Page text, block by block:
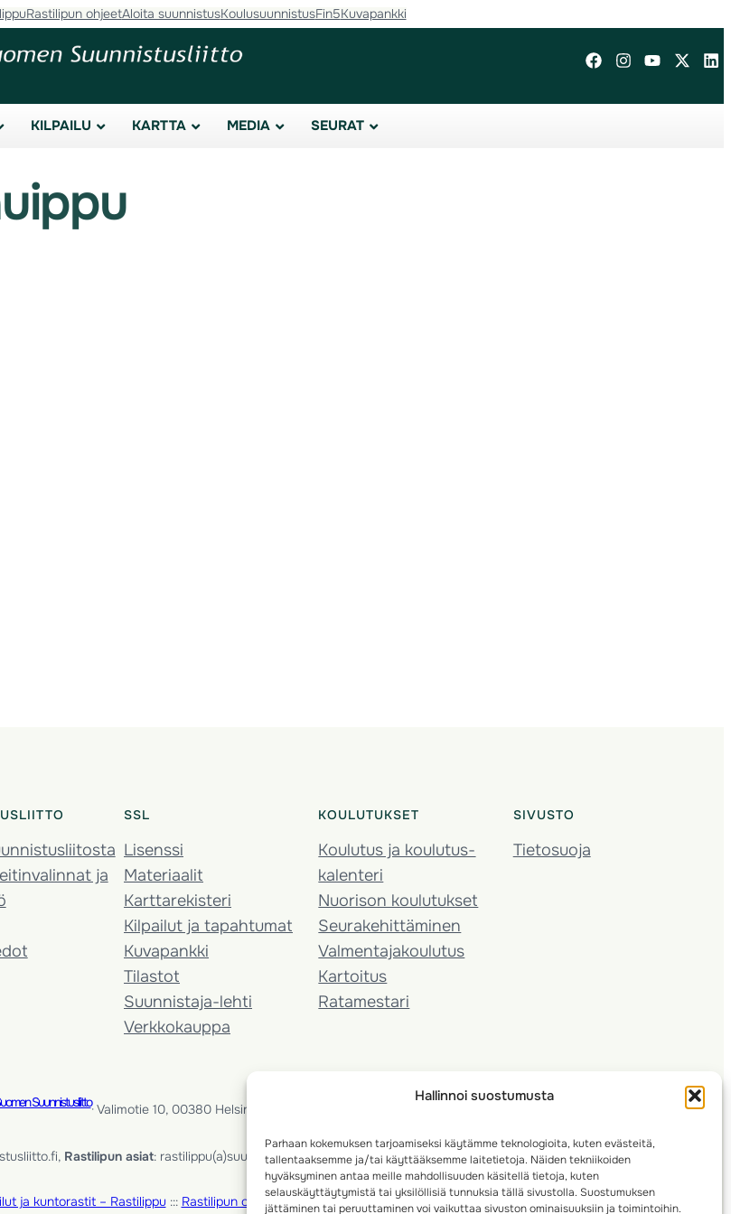
Hallinnoi suostumusta
Parhaan kokemuksen tarjoamiseksi käytämme teknologioita, kuten evästeitä,
tallentaaksemme ja/tai käyttääksemme laitetietoja. Näiden tekniikoiden
hyväksyminen antaa meille mahdollisuuden käsitellä tietoja, kuten
selauskäyttäytymistä tai yksilöllisiä tunnuksia tällä sivustolla. Suostumuksen
jättäminen tai peruuttaminen voi vaikuttaa sivuston ominaisuuksiin ja toimintoihin.
Rastilipun ohjeetAloita suunnistusKoulusuunnistusFin5Kuvapankki
KILPAILU KARTTA MEDIA SEURAT
ja
SSL
Lisenssi
Materiaalit
Karttarekisteri
Kilpailut ja tapahtumat
Kuvapankki
Tilastot
Suunnistaja-lehti
Verkkokauppa
KOULUTUKSET
Koulutus ja koulutus­
kalenteri
Nuorison koulutukset
Seura­kehittäminen
Valmentaja­koulutus
Kartoitus
Ratamestari
SIVUSTO
Tietosuoja
Suunnistusliitto· Valimotie 10, 00380 Helsinki, Finland
Rastilipun asiat: rastilippu(a)suunnistusliitto.fi
ja kuntorastit – Rastilippu::: Rastilipun ohjeet